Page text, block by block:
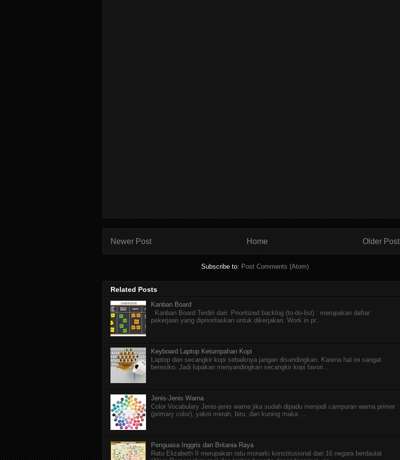
Newer Post Older Post
Home
Subscribe to:Post Comments (Atom)
Related Posts
Kanban Board
Kanban Board Terdiri dari: Prioritized backlog (to-do-list) : merupakan daftar
pekerjaan yang diprioritaskan untuk dikerjakan. Work in pr...
Keyboard Laptop Ketumpahan Kopi
Laptop dan secangkir kopi sebaiknya jangan disandingkan. Karena hal ini sangat
beresiko. Jadi lupakan menyandingkan secangkir kopi favori...
Jenis-Jenis Warna
Color Vocabulary Jenis-jenis warna jika sudah dipadu menjadi campuran warna primer
(primary color), yakni merah, biru, dan kuning maka ...
Penguasa Inggris dan Britania Raya
Ratu Elizabeth II merupakan ratu monarki konstitusional dari 16 negara berdaulat